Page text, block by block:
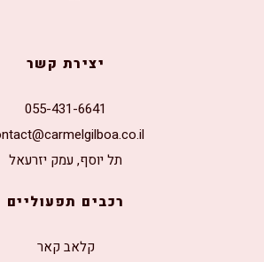
יצירת קשר
055-431-6641
תל יוסף, עמק יזרעאל
רכבים תפעוליים
קלאב קאר